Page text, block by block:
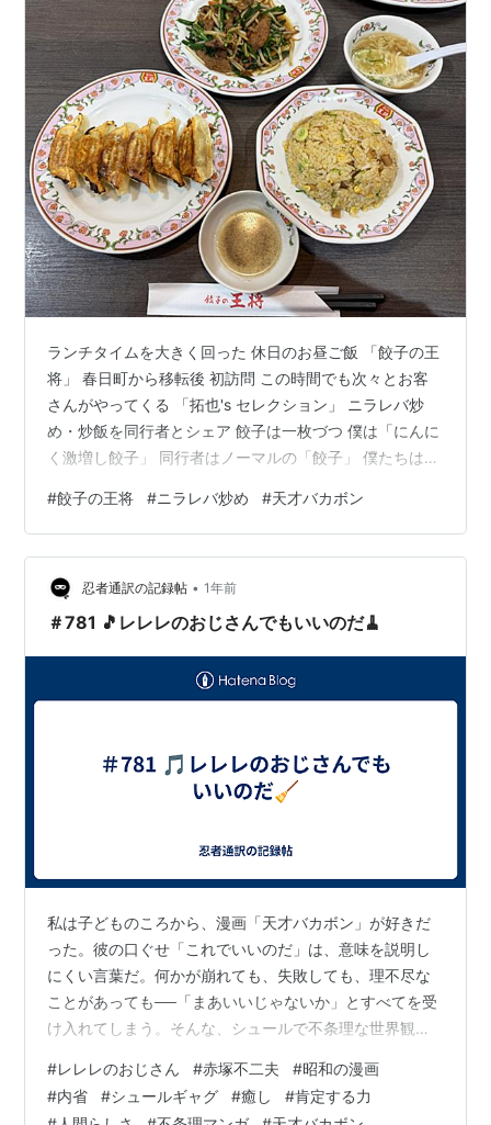
ランチタイムを大きく回った 休日のお昼ご飯 「餃子の王
将」 春日町から移転後 初訪問 この時間でも次々とお客
さんがやってくる 「拓也's セレクション」 ニラレバ炒
め・炒飯を同行者とシェア 餃子は一枚づつ 僕は「にんに
く激増し餃子」 同行者はノーマルの「餃子」 僕たちは二
一口齧れば一気に広がるにんにくの香り 嘉味！ にんにく
大好きな僕には堪らない あぁ ビール飲めないのが辛すぎ
る 仕方ないので 炒飯で受け止める そしてメインディッ
シュは 「ニラレバ炒め」 餃子の王将は「ニラレバ炒め」
大阪王将は「レバニラ炒め」 「ニラレバ炒め」が中国語
#餃子の王将 #ニラレバ炒め #天才バカボン
忍者通訳の記録帖 • 1年前
＃781 🎵レレレのおじさんでもいいのだ🧹
私は子どものころから、漫画「天才バカボン」が好きだ
った。彼の口ぐせ「これでいいのだ」は、意味を説明し
にくい言葉だ。何かが崩れても、失敗しても、理不尽な
ことがあっても──「まあいいじゃないか」とすべてを受
け入れてしまう。そんな、シュールで不条理な世界観の
は、1935年に旧満州で生まれ、幼くして引き上げを経験
した世代である。戦争と敗戦の混乱を知るその背景が、
#レレレのおじさん #赤塚不二夫 #昭和の漫画
#内省 #シュールギャグ #癒し #肯定する力